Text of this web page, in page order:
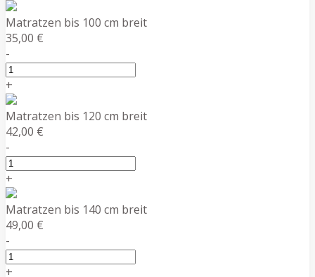
Matratzen bis 100 cm breit
35,00 €
-
+
Matratzen bis 120 cm breit
42,00 €
-
+
Matratzen bis 140 cm breit
49,00 €
-
+